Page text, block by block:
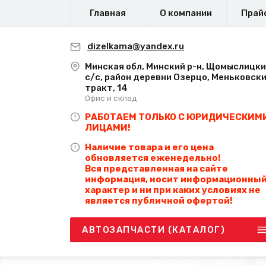
Главная О компании
dizelkama@yandex.ru
Минская обл, Минский р-н,
с/с, район деревни Озерцо,
тракт, 14
Офис и склад
РАБОТАЕМ ТОЛЬКО С
ЛИЦАМИ!
Наличие товара и его цена
обновляется еженедельно!
Вся представленная на сайте
информация, носит информационный
характер и ни при каких условиях не
является публичной офертой!
АВТОЗАПЧАСТИ (КАТАЛОГ)